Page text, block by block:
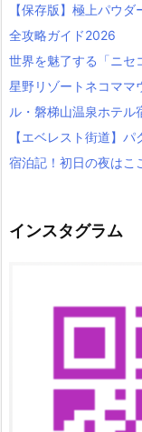
【保存版】極上パウ
全攻略ガイド2026
世界を魅了する「ニセ
星野リゾートネコママ
ル・磐梯山温泉ホテル
【エベレスト街道】
宿泊記！初日の夜はこ
インスタグラム